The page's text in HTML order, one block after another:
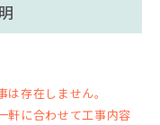
存在しません。
軒に合わせて工事内容